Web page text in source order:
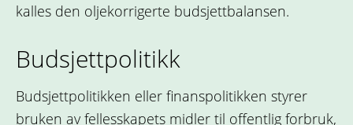
kalles den oljekorrigerte budsjettbalansen.
Budsjettpolitikk
Budsjettpolitikken eller finanspolitikken styrer
bruken av fellesskapets midler til offentlig forbruk,